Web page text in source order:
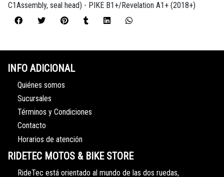
C1Assembly, seal head) - PIKE B1+/Revelation A1+ (2018+)
INFO ADICIONAL
Quiénes somos
Sucursales
Términos y Condiciones
Contacto
Horarios de atención
RIDETEC MOTOS & BIKE STORE
RideTec está orientado al mundo de las dos ruedas,